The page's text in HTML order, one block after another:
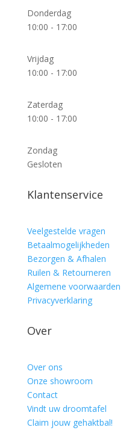
Donderdag
10:00 - 17:00
Vrijdag
10:00 - 17:00
Zaterdag
10:00 - 17:00
Zondag
Gesloten
Klantenservice
Veelgestelde vragen
Betaalmogelijkheden
Bezorgen & Afhalen
Ruilen & Retourneren
Algemene voorwaarden
Privacyverklaring
Over
Over ons
Onze showroom
Contact
Vindt uw droomtafel
Claim jouw gehaktbal!